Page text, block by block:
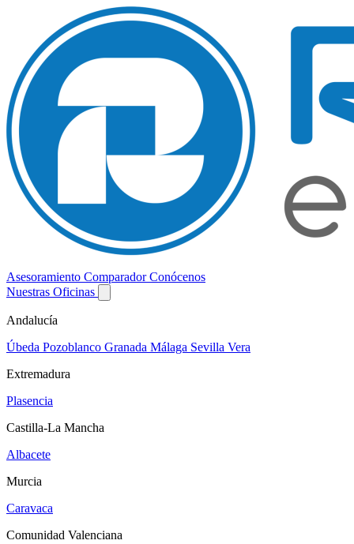
Asesoramiento ComparadorConócenos
Nuestras Oficinas
Andalucía
Úbeda Pozoblanco Granada Málaga Sevilla Vera
Extremadura
Plasencia
Castilla-La Mancha
Albacete
Murcia
Caravaca
Comunidad Valenciana